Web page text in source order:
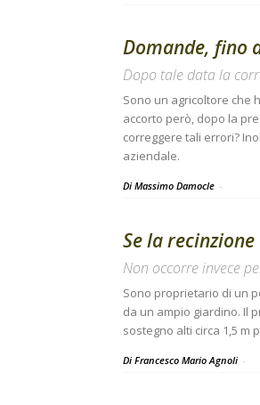
Domande, fino
Dopo tale data la
Sono un agricoltore che
accorto però, dopo la
correggere tali errori?
aziendale.
Di Massimo Damocle -
Se la
Non occorre invece
Sono proprietario di un
da un ampio giardino. Il
sostegno alti circa 1,5 m
Di Francesco Mario Agnoli -